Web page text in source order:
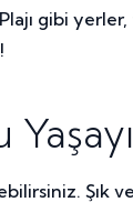
gibi
Şık